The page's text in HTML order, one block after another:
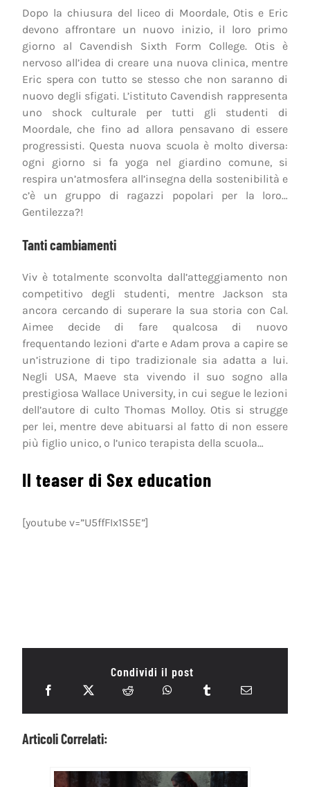
Dopo la chiusura del liceo di Moordale, Otis e Eric
devono affrontare un nuovo inizio, il loro primo
giorno al Cavendish Sixth Form College. Otis è
nervoso all’idea di creare una nuova clinica, mentre
Eric spera con tutto se stesso che non saranno di
nuovo degli sfigati. L’istituto Cavendish rappresenta
uno shock culturale per tutti gli studenti di
Moordale, che fino ad allora pensavano di essere
progressisti. Questa nuova scuola è molto diversa:
ogni giorno si fa yoga nel giardino comune, si
respira un’atmosfera all’insegna della sostenibilità e
c’è un gruppo di ragazzi popolari per la loro…
Gentilezza?!
Tanti cambiamenti
Viv è totalmente sconvolta dall’atteggiamento non
competitivo degli studenti, mentre Jackson sta
ancora cercando di superare la sua storia con Cal.
Aimee decide di fare qualcosa di nuovo
frequentando lezioni d’arte e Adam prova a capire se
un’istruzione di tipo tradizionale sia adatta a lui.
Negli USA, Maeve sta vivendo il suo sogno alla
prestigiosa Wallace University, in cui segue le lezioni
dell’autore di culto Thomas Molloy. Otis si strugge
per lei, mentre deve abituarsi al fatto di non essere
più figlio unico, o l’unico terapista della scuola…
Il teaser di Sex education
[youtube v=”U5ffFIx1S5E”]
Condividi il post
Articoli Correlati: